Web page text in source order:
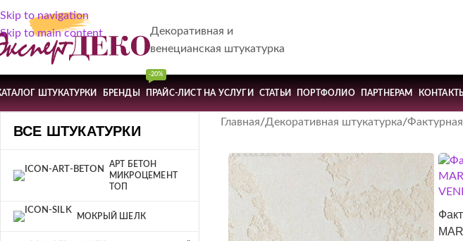
Skip to navigation
Skip to main content
Декоративная и
венецианская штукатурка
ШТУКАТУРКИ БРЕНДЫ ПРАЙС-ЛИСТ НА УСЛУГИ
-20%
СТАТЬИ ПОРТФОЛИО ПАРТНЕРАМ
ВСЕ ШТУКАТУРКИ
АРТ БЕТОН
МИКРОЦЕМЕНТ
ТОП
МОКРЫЙ ШЕЛК
Главная Декоративная штукатурка